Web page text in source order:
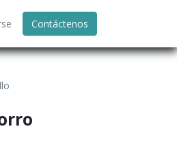
Contáctenos